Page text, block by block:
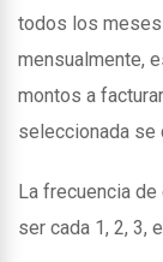
todos los
mensualmente,
montos a
seleccionada se
La frecuencia
ser cada 1, 2, 3,